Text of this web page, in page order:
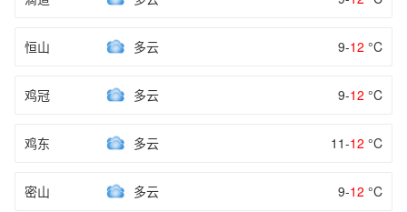
恒山 多云 9-12 °C
鸡冠 多云 9-12 °C
鸡东 多云 11-12 °C
密山 多云 9-12 °C